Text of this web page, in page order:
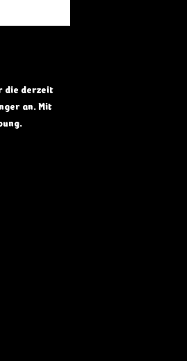
die derzeit
an. Mit